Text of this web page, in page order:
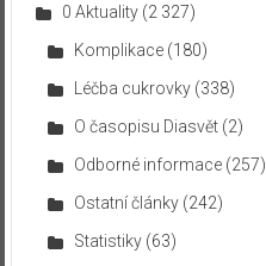
0 Aktuality(2 327)
Komplikace(180)
Léčba cukrovky(338)
O časopisu Diasvět(2)
Odborné informace(257)
Ostatní články(242)
Statistiky(63)